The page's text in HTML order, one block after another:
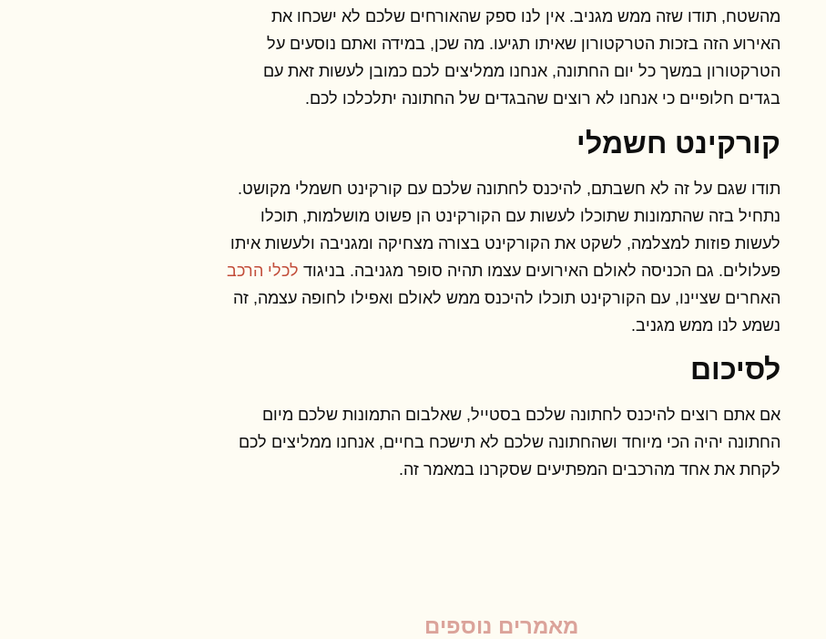
מהשטח, תודו שזה ממש מגניב. אין לנו ספק שהאורחים שלכם לא ישכחו את
האירוע הזה בזכות הטרקטורון שאיתו תגיעו. מה שכן, במידה ואתם נוסעים על
הטרקטורון במשך כל יום החתונה, אנחנו ממליצים לכם כמובן לעשות זאת עם
בגדים חלופיים כי אנחנו לא רוצים שהבגדים של החתונה יתלכלכו לכם.
קורקינט חשמלי
תודו שגם על זה לא חשבתם, להיכנס לחתונה שלכם עם קורקינט חשמלי מקושט.
נתחיל בזה שהתמונות שתוכלו לעשות עם הקורקינט הן פשוט מושלמות, תוכלו
לעשות פוזות למצלמה, לשקט את הקורקינט בצורה מצחיקה ומגניבה ולעשות איתו
פעלולים. גם הכניסה לאולם האירועים עצמו תהיה סופר מגניבה. בניגוד לכלי הרכב
האחרים שציינו, עם הקורקינט תוכלו להיכנס ממש לאולם ואפילו לחופה עצמה, זה
נשמע לנו ממש מגניב.
לסיכום
אם אתם רוצים להיכנס לחתונה שלכם בסטייל, שאלבום התמונות שלכם מיום
החתונה יהיה הכי מיוחד ושהחתונה שלכם לא תישכח בחיים, אנחנו ממליצים לכם
לקחת את אחד מהרכבים המפתיעים שסקרנו במאמר זה.
מאמרים נוספים